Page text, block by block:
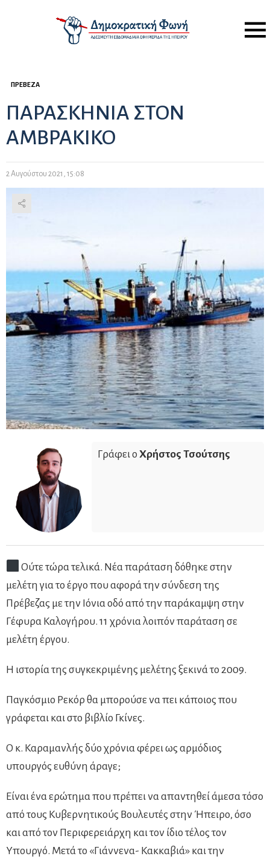
Menu
ΠΡΈΒΕΖΑ
ΠΑΡΑΣΚΗΝΙΑ ΣΤΟΝ
ΑΜΒΡΑΚΙΚΟ
2 Αυγούστου 2021, 15:08
Γράφει οΧρήστος Τσούτσης
Ούτε τώρα τελικά. Νέα παράταση δόθηκε στην
μελέτη για το έργο που αφορά την σύνδεση της
Πρέβεζας με την Ιόνια οδό από την παράκαμψη στην
Γέφυρα Καλογήρου. 11 χρόνια λοιπόν παράταση σε
μελέτη έργου.
Η ιστορία της συγκεκριμένης μελέτης ξεκινά το 2009.
Παγκόσμιο Ρεκόρ θα μπορούσε να πει κάποιος που
γράφεται και στο βιβλίο Γκίνες.
Ο κ. Καραμανλής δύο χρόνια φέρει ως αρμόδιος
υπουργός ευθύνη άραγε;
Είναι ένα ερώτημα που πρέπει να απαντηθεί άμεσα τόσο
από τους Κυβερνητικούς Βουλευτές στην Ήπειρο, όσο
και από τον Περιφερειάρχη και τον ίδιο τέλος τον
Υπουργό. Μετά το «Γιάννενα- Κακκαβιά» και την